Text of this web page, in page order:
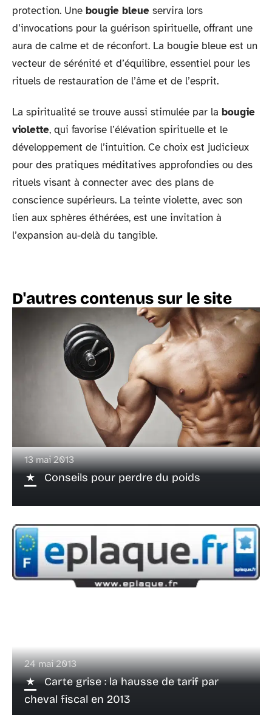
protection. Une bougie bleue servira lors
d’invocations pour la guérison spirituelle, offrant une
aura de calme et de réconfort. La bougie bleue est un
vecteur de sérénité et d’équilibre, essentiel pour les
rituels de restauration de l’âme et de l’esprit.
La spiritualité se trouve aussi stimulée par la bougie
violette, qui favorise l’élévation spirituelle et le
développement de l’intuition. Ce choix est judicieux
pour des pratiques méditatives approfondies ou des
rituels visant à connecter avec des plans de
conscience supérieurs. La teinte violette, avec son
lien aux sphères éthérées, est une invitation à
l’expansion au-delà du tangible.
D'autres contenus sur le site
13 mai 2013
Conseils pour perdre du poids
24 mai 2013
Carte grise : la hausse de tarif par
cheval fiscal en 2013